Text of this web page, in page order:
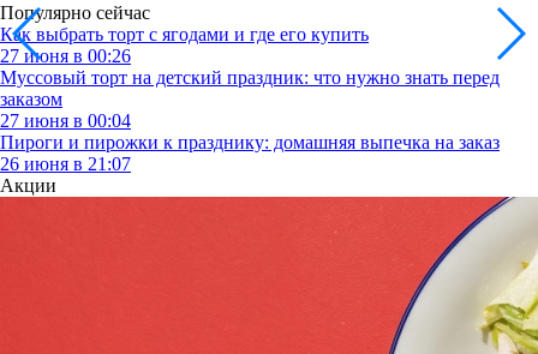
Популярно сейчас
Как выбрать торт с ягодами и где его купить
27 июня в 00:26
Муссовый торт на детский праздник: что нужно знать перед
заказом
27 июня в 00:04
Пироги и пирожки к празднику: домашняя выпечка на заказ
26 июня в 21:07
Акции